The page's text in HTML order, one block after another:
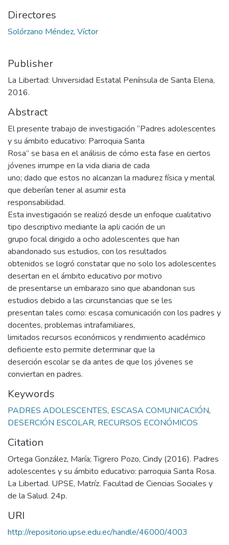
Directores
Solórzano Méndez, Víctor
Publisher
La Libertad: Universidad Estatal Península de Santa Elena,
2016.
Abstract
El presente trabajo de investigación “Padres adolescentes
y su ámbito educativo: Parroquia Santa
Rosa” se basa en el análisis de cómo esta fase en ciertos
jóvenes irrumpe en la vida diaria de cada
uno; dado que estos no alcanzan la madurez física y mental
que deberían tener al asumir esta
responsabilidad.
Esta investigación se realizó desde un enfoque cualitativo
tipo descriptivo mediante la apli cación de un
grupo focal dirigido a ocho adolescentes que han
abandonado sus estudios, con los resultados
obtenidos se logró constatar que no solo los adolescentes
desertan en el ámbito educativo por motivo
de presentarse un embarazo sino que abandonan sus
estudios debido a las circunstancias que se les
presentan tales como: escasa comunicación con los padres y
docentes, problemas intrafamiliares,
limitados recursos económicos y rendimiento académico
deficiente esto permite determinar que la
deserción escolar se da antes de que los jóvenes se
conviertan en padres.
Keywords
PADRES ADOLESCENTES, ESCASA COMUNICACIÓN,
DESERCIÓN ESCOLAR, RECURSOS ECONÓMICOS
Citation
Ortega González, María; Tigrero Pozo, Cindy (2016). Padres
adolescentes y su ámbito educativo: parroquia Santa Rosa.
La Libertad. UPSE, Matríz. Facultad de Ciencias Sociales y
de la Salud. 24p.
URI
http://repositorio.upse.edu.ec/handle/46000/4003